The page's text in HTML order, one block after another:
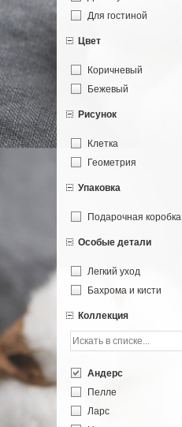
Для гостиной
Цвет
Коричневый
Бежевый
Рисунок
Клетка
Геометрия
Упаковка
Подарочная коробка
Особые детали
Легкий уход
Бахрома и кисти
Коллекция
Андерс
Пелле
Ларс